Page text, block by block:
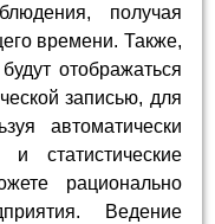
получая
времени. Также,
отображаться
записью, для
автоматически
статистические
рационально
Ведение